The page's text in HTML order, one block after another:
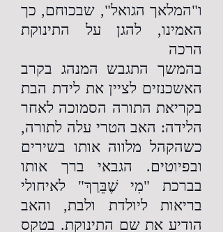
ו"המלאך הגואל", שבכוחם, כך
האמינו, להגן על התינוקת
הרכה
בהמשך התגבש המנהג בקרב
האשכנזים לציין את לידת הבת
בקריאת התורה הסמוכה לאחר
הלידה: האב הטרי עלה לתורה,
כשהקהל מלווה אותו בשירים
ובפיוטים. הגבאי ברך אותו
בברכת "מִי שֶׁבֵּרַךְ" לאיחולי
בריאות ליולדת ולבת, והאב
הודיע את שם התינוקת. בטקס